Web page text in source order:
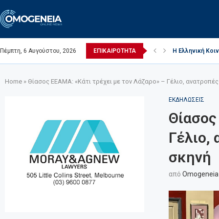
Πέμπτη, 6 Αυγούστου, 2026 ΕΠΙΚΑΙΡΟΤΗΤΑ Η Ελληνική
Home » Θίασος ΕΕΑΜΑ: «Κάτι τρέχει με τον Λάζαρο» – Γέλιο,
ΕΚΔΗΛΩΣΕΙΣ
Γέλιο,
σκηνή
από